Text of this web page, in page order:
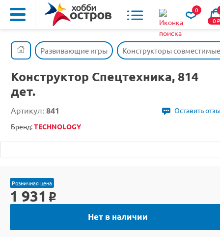
0
0o
Развивающие игры Конструкторы
Конструктор Спецтехника, 814
дет.
Артикул: 841
Оставить
Бренд:TECHNOLOGY
Розничная цена
1 931 o
Нет в наличии